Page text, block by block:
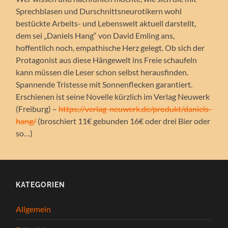
Sprechblasen und Durschnittsneurotikern wohl
bestückte Arbeits- und Lebenswelt aktuell darstellt,
dem sei „Daniels Hang“ von David Emling ans,
hoffentlich noch, empathische Herz gelegt. Ob sich der
Protagonist aus diese Hängewelt ins Freie schaufeln
kann müssen die Leser schon selbst herausfinden.
Spannende Tristesse mit Sonnenflecken garantiert.
Erschienen ist seine Novelle kürzlich im Verlag Neuwerk
(Freiburg) –https://verlag-neuwerk.de/produkt/daniels-
hang/(broschiert 11€ gebunden 16€ oder drei Bier oder
so…)
KATEGORIEN
Allgemein